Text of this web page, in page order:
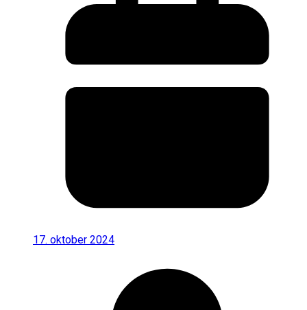
17. oktober 2024